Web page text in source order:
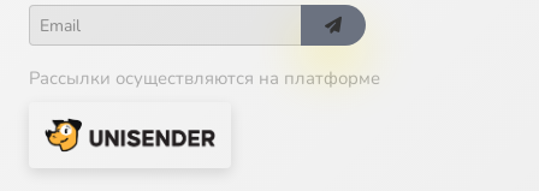
Рассылки осуществляются на платформе